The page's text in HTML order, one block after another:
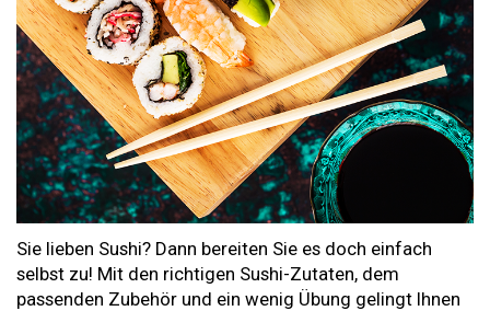
Sie lieben Sushi? Dann bereiten Sie es doch einfach
selbst zu! Mit den richtigen Sushi-Zutaten, dem
passenden Zubehör und ein wenig Übung gelingt Ihnen